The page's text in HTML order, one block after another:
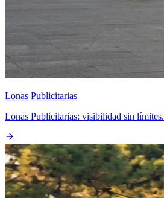
Lonas Publicitarias
Lonas Publicitarias: visibilidad sin límites.